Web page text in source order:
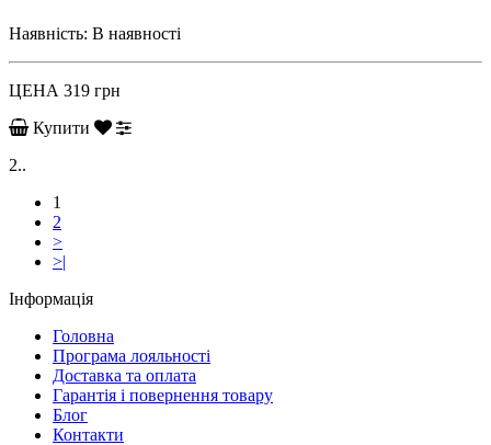
Наявність: В наявності
ЦЕНА 319 грн
Купити
2..
1
2
>
>|
Інформація
Головна
Програма лояльності
Доставка та оплата
Гарантія і повернення товару
Блог
Контакти